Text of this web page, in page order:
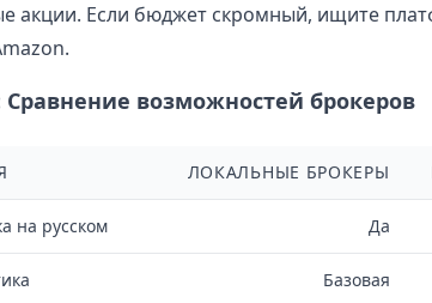
акции. Если бюджет скромный, ищите
Сравнение возможностей брокеров
ЛОКАЛЬНЫЕ БРОКЕРЫ
на русском Да
Базовая